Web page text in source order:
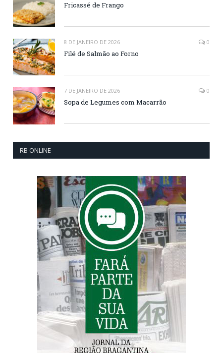
Fricassé de Frango
8 DE JANEIRO DE 2026 0
Filé de Salmão ao Forno
7 DE JANEIRO DE 2026 0
Sopa de Legumes com Macarrão
RB ONLINE